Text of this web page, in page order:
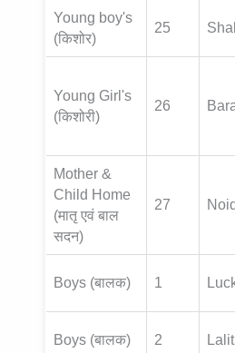
Young boy's
(किशोर)
25
Young Girl's
(किशोरी)
26
Mother &
Child Home
(मातृ एवं बाल
सदन)
27
Boys (बालक) 1
Boys (बालक) 2